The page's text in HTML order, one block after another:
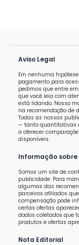
Aviso Legal
Em nenhuma
pagamento para
pedimos que entre
que você leia com
está lidando. Nosso
na recomendação de
Todas as nossas
— tanto quantitativas
a oferecer
disponíveis.
Informação
Somos um site de
publicidade. Para
algumas das
parceiros afiliados
compensação pode
certas ofertas
dados coletados que
produtos e ofertas
Nota Editorial